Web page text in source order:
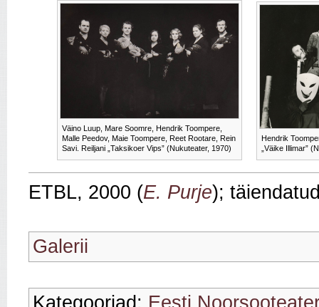
Väino Luup, Mare Soomre, Hendrik Toompere,
Malle Peedov, Maie Toompere, Reet Rootare, Rein
Savi. Reiljani „Taksikoer Vips” (Nukuteater, 1970)
Hendrik
„Väike Illimar”
ETBL, 2000 (E. Purje);
Galerii